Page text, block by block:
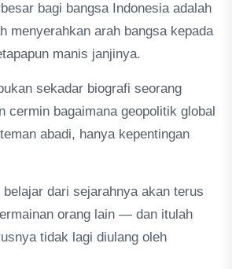
bagi bangsa Indonesia adalah
menyerahkan arah bangsa kepada
manis janjinya.
sekadar biografi seorang
cermin bagaimana geopolitik global
abadi, hanya kepentingan
dari sejarahnya akan terus
orang lain — dan itulah
tidak lagi diulang oleh